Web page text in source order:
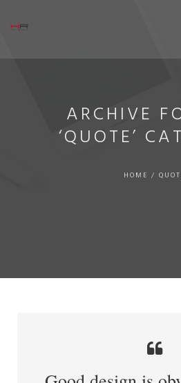
ARCHIVE
‘QUOTE’
HOME /